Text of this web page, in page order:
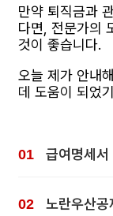
만약 퇴직금과
다면, 전문가의
것이 좋습니다.
오늘 제가 안내
데 도움이 되었
급여명세서
노란우산